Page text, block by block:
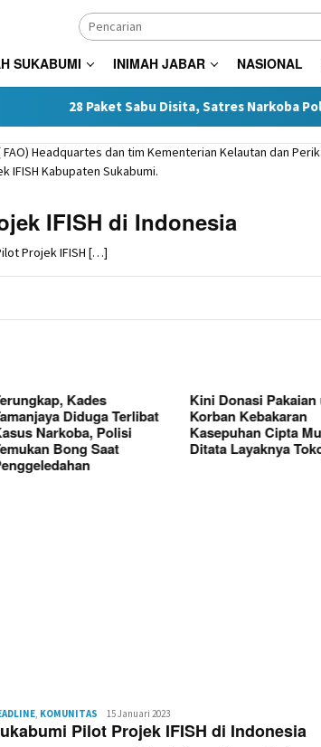
SUKABUMI INIMAH JABAR NASIONAL
28 Paket Sabu Disita, Satres Narkoba Polres
IFISH di Indonesia
Projek IFISH […]
Donasi Pakaian untuk
Kebakaran
Cipta Mulia
Layaknya Toko,
, KOMUNITAS Redaksi
15 Januari 2023
Pilot Projek IFISH di Indonesia